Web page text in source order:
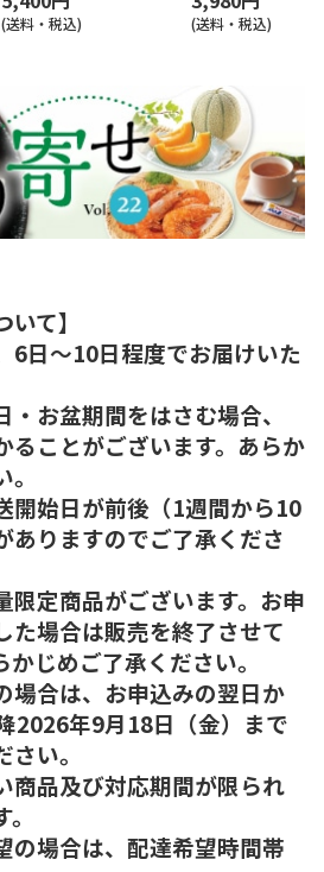
(送料・税込) (送料・税込)
て】
日～10日程度でお届けいた
お盆期間をはさむ場合、
ることがございます。あらか
開始日が前後（1週間から10
ありますのでご了承くださ
定商品がございます。お申
た場合は販売を終了させて
じめご了承ください。
合は、お申込みの翌日か
2026年9月18日（金）まで
い。
品及び対応期間が限られ
場合は、配達希望時間帯